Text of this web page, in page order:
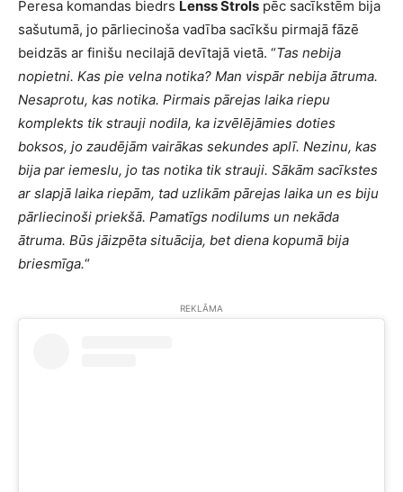
Peresa komandas biedrs Lenss Strols pēc sacīkstēm bija
sašutumā, jo pārliecinoša vadība sacīkšu pirmajā fāzē
beidzās ar finišu necilajā devītajā vietā. “Tas nebija
nopietni. Kas pie velna notika? Man vispār nebija ātruma.
Nesaprotu, kas notika. Pirmais pārejas laika riepu
komplekts tik strauji nodila, ka izvēlējāmies doties
boksos, jo zaudējām vairākas sekundes aplī. Nezinu, kas
bija par iemeslu, jo tas notika tik strauji. Sākām sacīkstes
ar slapjā laika riepām, tad uzlikām pārejas laika un es biju
pārliecinoši priekšā. Pamatīgs nodilums un nekāda
ātruma. Būs jāizpēta situācija, bet diena kopumā bija
briesmīga.“
REKLĀMA